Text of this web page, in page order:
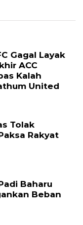
Gagal Layak
ACC
Kalah
United
Tolak
Rakyat
Baharu
Beban